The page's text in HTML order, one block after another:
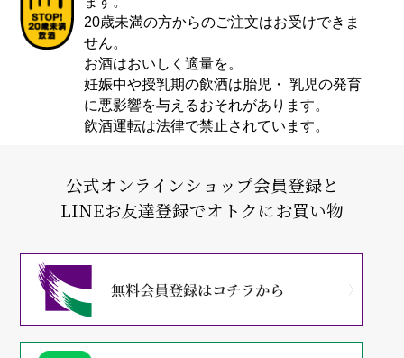
20歳未満の方からのご注文はお受けできま
せん。
お酒はおいしく適量を。
妊娠中や授乳期の飲酒は胎児・ 乳児の発育
に悪影響を与えるおそれがあります。
飲酒運転は法律で禁止されています。
公式オンラインショップ会員登録と
LINEお友達登録でオトクにお買い物